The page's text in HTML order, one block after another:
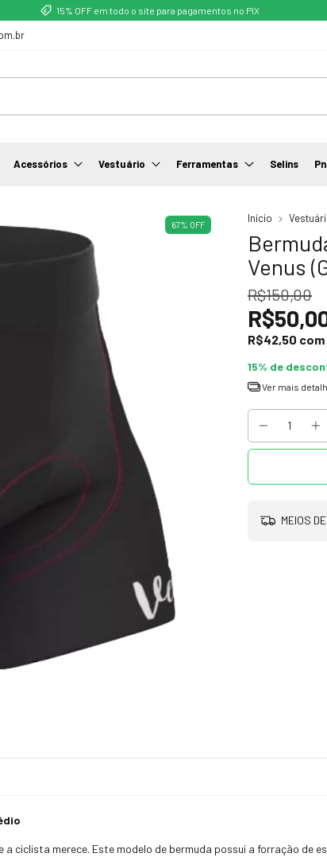
15% OFF em todo o site para pagamentos no PIX
Acessórios Vestuário Ferramentas Selins
67% OFF
Início
Venus
R$150,00
R$42,50 com
15% de
Ver mais
MEIOS
ciclista merece. Este modelo de bermuda possui a forração de